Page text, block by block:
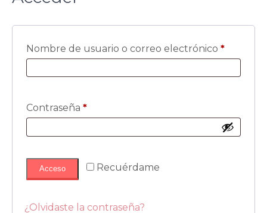
Nombre de usuario o correo electrónico *
Contraseña *Obligatorio
Recuérdame
Acceso
¿Olvidaste la contraseña?